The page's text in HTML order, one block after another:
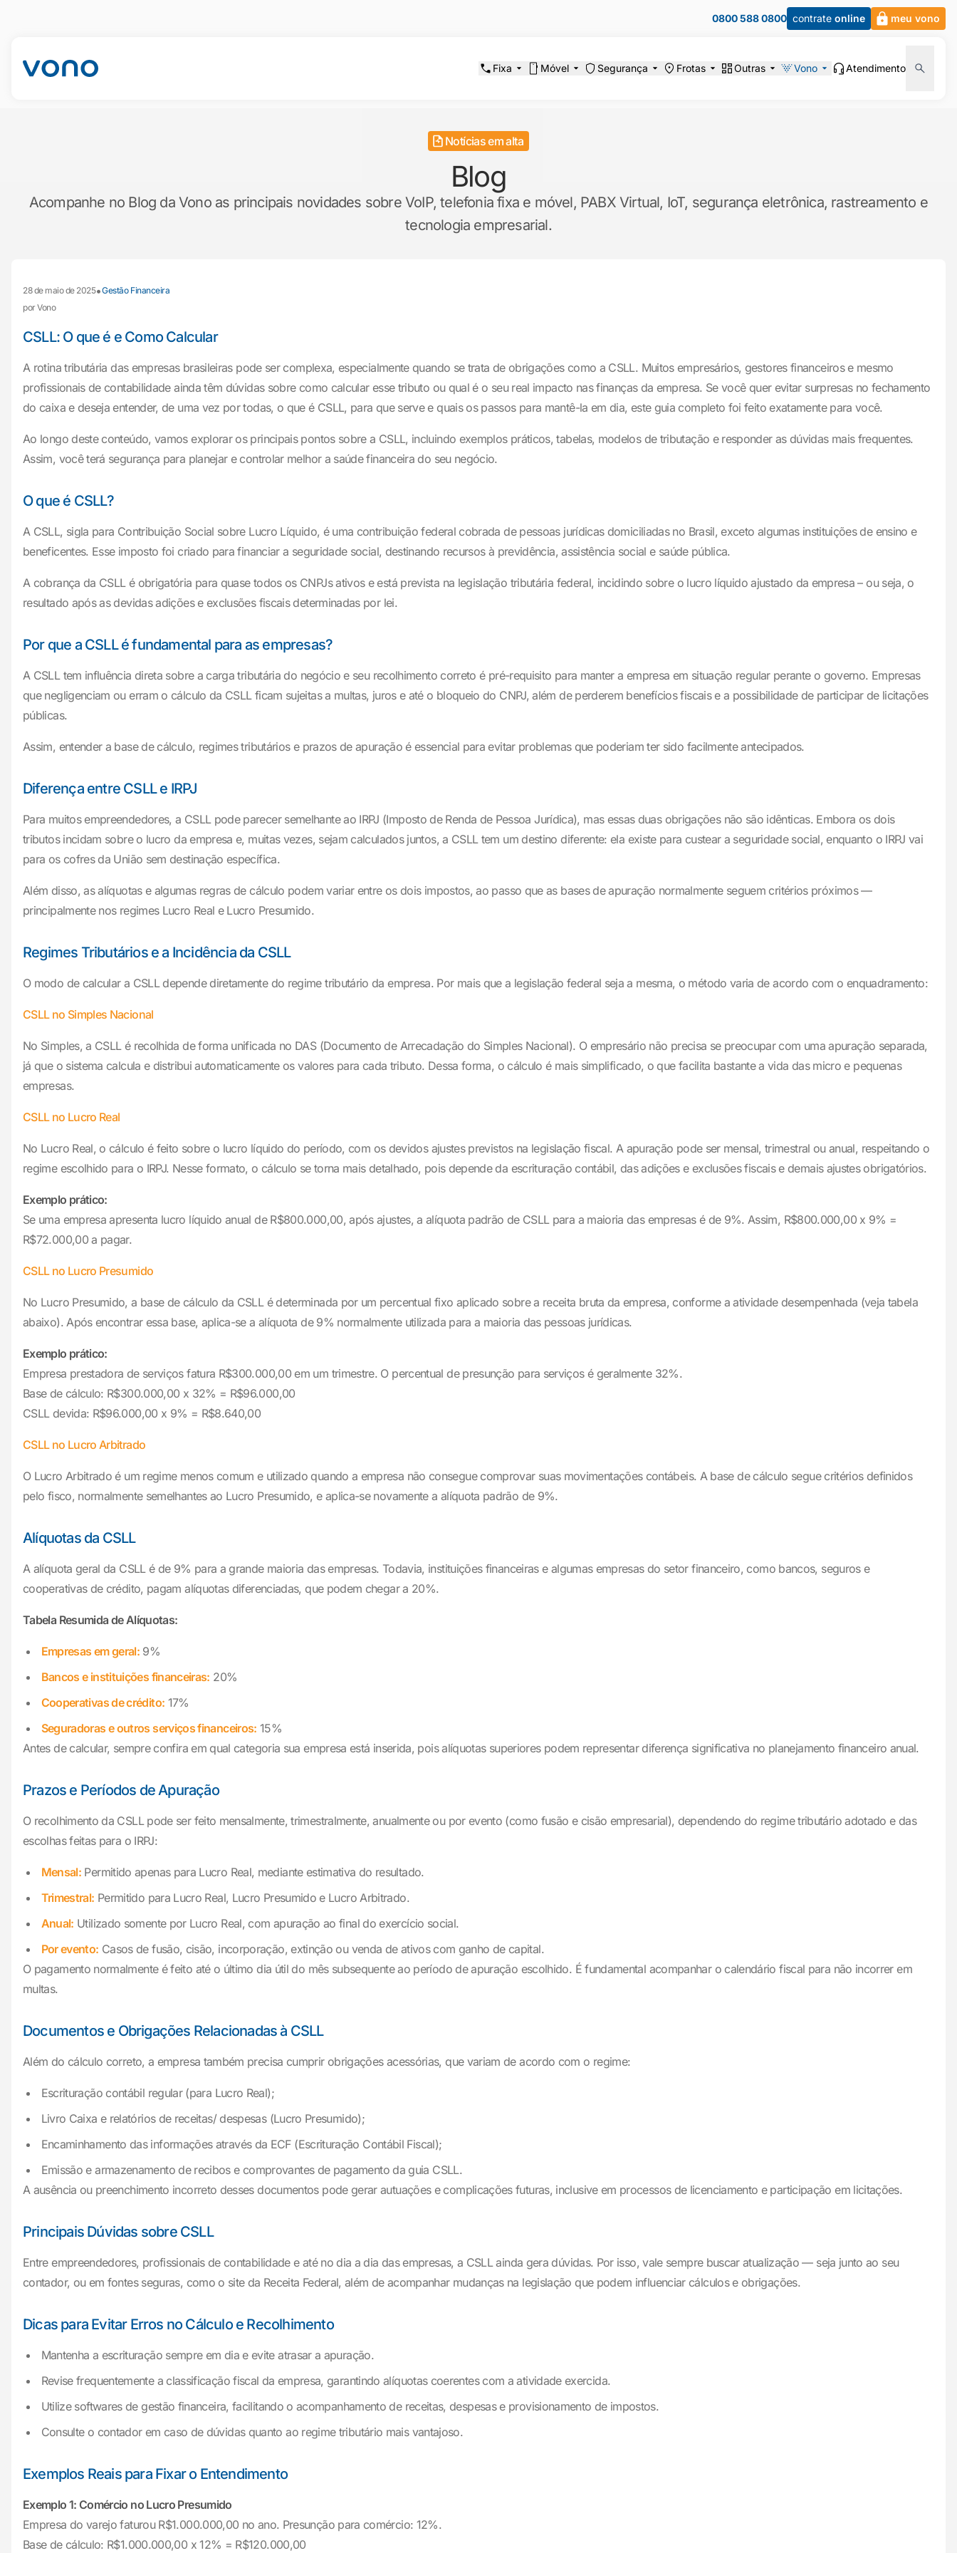
0800 588 0800 contrate online meu vono
Fixa Móvel Segurança Frotas Outras Vono Atendimento
Notícias em alta
Blog
Acompanhe no Blog da Vono as principais novidades sobre VoIP, telefonia fixa e móvel, PABX Virtual, IoT, segurança eletrônica, rastreamento e
tecnologia empresarial.
28 de maio de 2025•Gestão Financeira
por Vono
CSLL: O que é e Como Calcular
A rotina tributária das empresas brasileiras pode ser complexa, especialmente quando se trata de obrigações como a CSLL. Muitos empresários, gestores financeiros e mesmo
profissionais de contabilidade ainda têm dúvidas sobre como calcular esse tributo ou qual é o seu real impacto nas finanças da empresa. Se você quer evitar surpresas no fechamento
do caixa e deseja entender, de uma vez por todas, o que é CSLL, para que serve e quais os passos para mantê-la em dia, este guia completo foi feito exatamente para você.
Ao longo deste conteúdo, vamos explorar os principais pontos sobre a CSLL, incluindo exemplos práticos, tabelas, modelos de tributação e responder as dúvidas mais frequentes.
Assim, você terá segurança para planejar e controlar melhor a saúde financeira do seu negócio.
O que é CSLL?
A CSLL, sigla para Contribuição Social sobre Lucro Líquido, é uma contribuição federal cobrada de pessoas jurídicas domiciliadas no Brasil, exceto algumas instituições de ensino e
beneficentes. Esse imposto foi criado para financiar a seguridade social, destinando recursos à previdência, assistência social e saúde pública.
A cobrança da CSLL é obrigatória para quase todos os CNPJs ativos e está prevista na legislação tributária federal, incidindo sobre o lucro líquido ajustado da empresa – ou seja, o
resultado após as devidas adições e exclusões fiscais determinadas por lei.
Por que a CSLL é fundamental para as empresas?
A CSLL tem influência direta sobre a carga tributária do negócio e seu recolhimento correto é pré-requisito para manter a empresa em situação regular perante o governo. Empresas
que negligenciam ou erram o cálculo da CSLL ficam sujeitas a multas, juros e até o bloqueio do CNPJ, além de perderem benefícios fiscais e a possibilidade de participar de licitações
públicas.
Assim, entender a base de cálculo, regimes tributários e prazos de apuração é essencial para evitar problemas que poderiam ter sido facilmente antecipados.
Diferença entre CSLL e IRPJ
Para muitos empreendedores, a CSLL pode parecer semelhante ao IRPJ (Imposto de Renda de Pessoa Jurídica), mas essas duas obrigações não são idênticas. Embora os dois
tributos incidam sobre o lucro da empresa e, muitas vezes, sejam calculados juntos, a CSLL tem um destino diferente: ela existe para custear a seguridade social, enquanto o IRPJ vai
para os cofres da União sem destinação específica.
Além disso, as alíquotas e algumas regras de cálculo podem variar entre os dois impostos, ao passo que as bases de apuração normalmente seguem critérios próximos —
principalmente nos regimes Lucro Real e Lucro Presumido.
Regimes Tributários e a Incidência da CSLL
O modo de calcular a CSLL depende diretamente do regime tributário da empresa. Por mais que a legislação federal seja a mesma, o método varia de acordo com o enquadramento:
CSLL no Simples Nacional
No Simples, a CSLL é recolhida de forma unificada no DAS (Documento de Arrecadação do Simples Nacional). O empresário não precisa se preocupar com uma apuração separada,
já que o sistema calcula e distribui automaticamente os valores para cada tributo. Dessa forma, o cálculo é mais simplificado, o que facilita bastante a vida das micro e pequenas
empresas.
CSLL no Lucro Real
No Lucro Real, o cálculo é feito sobre o lucro líquido do período, com os devidos ajustes previstos na legislação fiscal. A apuração pode ser mensal, trimestral ou anual, respeitando o
regime escolhido para o IRPJ. Nesse formato, o cálculo se torna mais detalhado, pois depende da escrituração contábil, das adições e exclusões fiscais e demais ajustes obrigatórios.
Exemplo prático:
Se uma empresa apresenta lucro líquido anual de R$800.000,00, após ajustes, a alíquota padrão de CSLL para a maioria das empresas é de 9%. Assim, R$800.000,00 x 9% =
R$72.000,00 a pagar.
CSLL no Lucro Presumido
No Lucro Presumido, a base de cálculo da CSLL é determinada por um percentual fixo aplicado sobre a receita bruta da empresa, conforme a atividade desempenhada (veja tabela
abaixo). Após encontrar essa base, aplica-se a alíquota de 9% normalmente utilizada para a maioria das pessoas jurídicas.
Exemplo prático:
Empresa prestadora de serviços fatura R$300.000,00 em um trimestre. O percentual de presunção para serviços é geralmente 32%.
Base de cálculo: R$300.000,00 x 32% = R$96.000,00
CSLL devida: R$96.000,00 x 9% = R$8.640,00
CSLL no Lucro Arbitrado
O Lucro Arbitrado é um regime menos comum e utilizado quando a empresa não consegue comprovar suas movimentações contábeis. A base de cálculo segue critérios definidos
pelo fisco, normalmente semelhantes ao Lucro Presumido, e aplica-se novamente a alíquota padrão de 9%.
Alíquotas da CSLL
A alíquota geral da CSLL é de 9% para a grande maioria das empresas. Todavia, instituições financeiras e algumas empresas do setor financeiro, como bancos, seguros e
cooperativas de crédito, pagam alíquotas diferenciadas, que podem chegar a 20%.
Tabela Resumida de Alíquotas:
Empresas em geral: 9%
Bancos e instituições financeiras: 20%
Cooperativas de crédito: 17%
Seguradoras e outros serviços financeiros: 15%
Antes de calcular, sempre confira em qual categoria sua empresa está inserida, pois alíquotas superiores podem representar diferença significativa no planejamento financeiro anual.
Prazos e Períodos de Apuração
O recolhimento da CSLL pode ser feito mensalmente, trimestralmente, anualmente ou por evento (como fusão e cisão empresarial), dependendo do regime tributário adotado e das
escolhas feitas para o IRPJ:
Mensal: Permitido apenas para Lucro Real, mediante estimativa do resultado.
Trimestral: Permitido para Lucro Real, Lucro Presumido e Lucro Arbitrado.
Anual: Utilizado somente por Lucro Real, com apuração ao final do exercício social.
Por evento: Casos de fusão, cisão, incorporação, extinção ou venda de ativos com ganho de capital.
O pagamento normalmente é feito até o último dia útil do mês subsequente ao período de apuração escolhido. É fundamental acompanhar o calendário fiscal para não incorrer em
multas.
Documentos e Obrigações Relacionadas à CSLL
Além do cálculo correto, a empresa também precisa cumprir obrigações acessórias, que variam de acordo com o regime:
Escrituração contábil regular (para Lucro Real);
Livro Caixa e relatórios de receitas/ despesas (Lucro Presumido);
Encaminhamento das informações através da ECF (Escrituração Contábil Fiscal);
Emissão e armazenamento de recibos e comprovantes de pagamento da guia CSLL.
A ausência ou preenchimento incorreto desses documentos pode gerar autuações e complicações futuras, inclusive em processos de licenciamento e participação em licitações.
Principais Dúvidas sobre CSLL
Entre empreendedores, profissionais de contabilidade e até no dia a dia das empresas, a CSLL ainda gera dúvidas. Por isso, vale sempre buscar atualização — seja junto ao seu
contador, ou em fontes seguras, como o site da Receita Federal, além de acompanhar mudanças na legislação que podem influenciar cálculos e obrigações.
Dicas para Evitar Erros no Cálculo e Recolhimento
Mantenha a escrituração sempre em dia e evite atrasar a apuração.
Revise frequentemente a classificação fiscal da empresa, garantindo alíquotas coerentes com a atividade exercida.
Utilize softwares de gestão financeira, facilitando o acompanhamento de receitas, despesas e provisionamento de impostos.
Consulte o contador em caso de dúvidas quanto ao regime tributário mais vantajoso.
Exemplos Reais para Fixar o Entendimento
Exemplo 1: Comércio no Lucro Presumido
Empresa do varejo faturou R$1.000.000,00 no ano. Presunção para comércio: 12%.
Base de cálculo: R$1.000.000,00 x 12% = R$120.000,00